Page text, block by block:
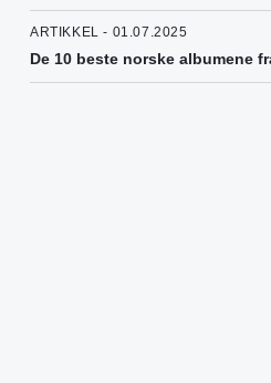
ARTIKKEL - 01.07.2025
De 10 beste norske albumene